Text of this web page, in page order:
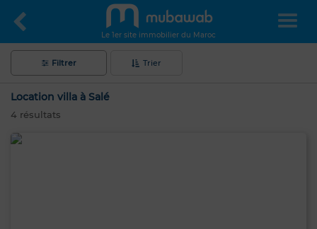
Le 1er site immobilier du Maroc
Filtrer Trier
Location villa à Salé
4 résultats